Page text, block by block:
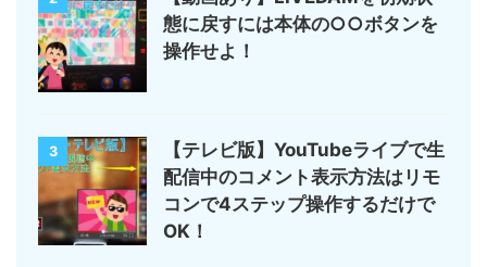
態に戻すには本体の○○ボタンを
操作せよ！
3
【テレビ版】YouTubeライブで生
配信中のコメント表示方法はリモ
コンで4ステップ操作するだけで
OK！